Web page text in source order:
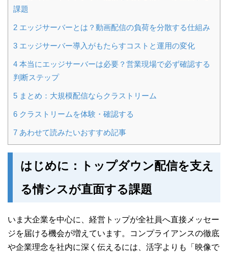
課題
2 エッジサーバーとは？動画配信の負荷を分散する仕組み
3 エッジサーバー導入がもたらすコストと運用の変化
4 本当にエッジサーバーは必要？営業現場で必ず確認する
判断ステップ
5 まとめ：大規模配信ならクラストリーム
6 クラストリームを体験・確認する
7 あわせて読みたいおすすめ記事
はじめに：トップダウン配信を支え
る情シスが直面する課題
いま大企業を中心に、経営トップが全社員へ直接メッセー
ジを届ける機会が増えています。コンプライアンスの徹底
や企業理念を社内に深く伝えるには、活字よりも「映像で